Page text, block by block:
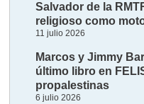
Salvador de la
religioso como
11 julio 2026
Marcos y Jimmy
último libro en
propalestinas
6 julio 2026